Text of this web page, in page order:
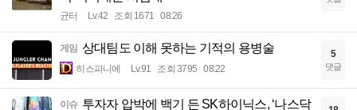
균터 Lv.42 조회 1671 08:26
게임 상대팀도 이해 못하는 기적의 용병술
히스파니에 Lv.91 조회 3795 08:22
5
댓글
이슈 투자자 압박에 백기 든 SK하이닉스, ‘나스닥